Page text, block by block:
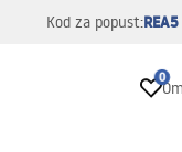
Kod za popust:REA5
0